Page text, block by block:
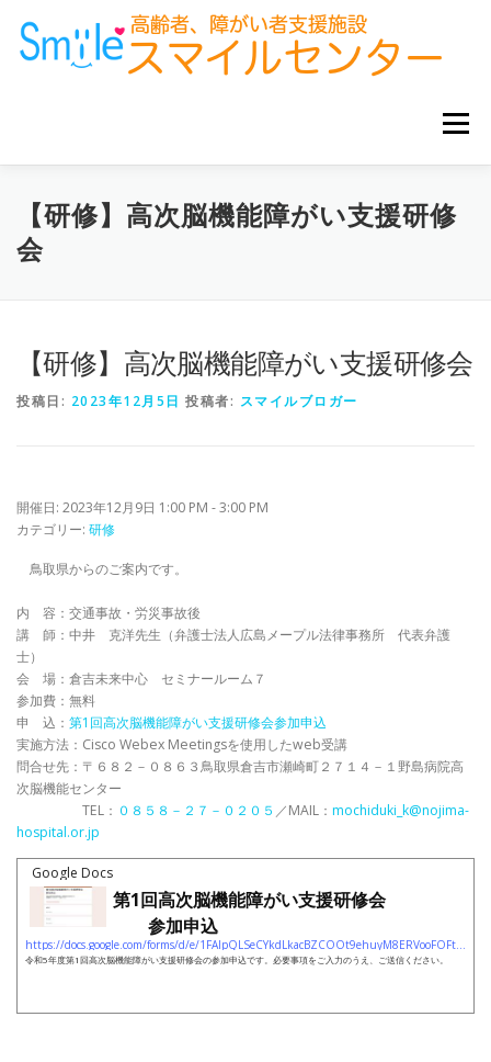
キ
メニュー
ホーム お知らせ サービス事業所 グループ企業
【研修】高次脳機能障がい支援研修
会
【研修】高次脳機能障がい支援研修会
投稿日: 2023年12月5日 投稿者: スマイルブロガー
開催日: 2023年12月9日 1:00 PM - 3:00 PM
カテゴリー: 研修
鳥取県からのご案内です。
内 容：交通事故・労災事故後
講 師：中井 克洋先生（弁護士法人広島メープル法律事務所 代表弁護
士）
会 場：倉吉未来中心 セミナールーム７
参加費：無料
申 込： 第1回高次脳機能障がい支援研修会参加申込
実施方法：Cisco Webex Meetingsを使用したweb受講
問合せ先：〒６８２－０８６３鳥取県倉吉市瀬崎町２７１４－１野島病院高
次脳機能センター
TEL： ０８５８－２７－０２０５ ／MAIL： mochiduki_k@nojima-
hospital.or.jp
Google Docs
第1回高次脳機能障がい支援研修会
参加申込
https://docs.google.com/forms/d/e/1FAIpQLSeCYkdLkacBZCOOt9ehuyM8ERVooFOFtE-tILzpeEyzEDFWrA/viewform
令和5年度第1回高次脳機能障がい支援研修会の参加申込です。必要事項をご入力のうえ、ご送信ください。